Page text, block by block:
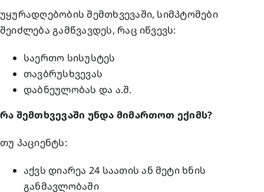
უყურადღებობის შემთხვევაში, სიმპტომები
შეიძლება გამწვავდეს, რაც იწვევს:
საერთო სისუსტეს
თავბრუსხვევას
დაბნეულობას და ა.შ.
რა შემთხვევაში უნდა მიმართოთ ექიმს?
თუ პაციენტს:
აქვს დიარეა 24 საათის ან მეტი ხნის
განმავლობაში